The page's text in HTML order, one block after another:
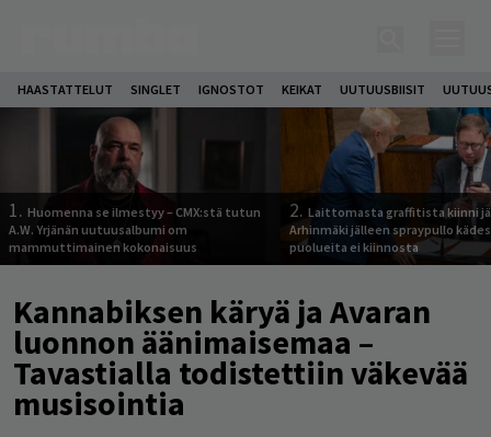
HAASTATTELUT SINGLET IGNOSTOT KEIKAT UUTUUSBIISIT
1. Huomenna se ilmestyy – CMX:stä tutun
A.W. Yrjänän uutuusalbumi om
mammuttimainen kokonaisuus
2. Laittomasta graffitista kiinni
Arhinmäki jälleen spraypullo
puolueita ei kiinnosta
Kannabiksen käryä ja Avaran
luonnon äänimaisemaa –
Tavastialla todistettiin väkevää
musisointia